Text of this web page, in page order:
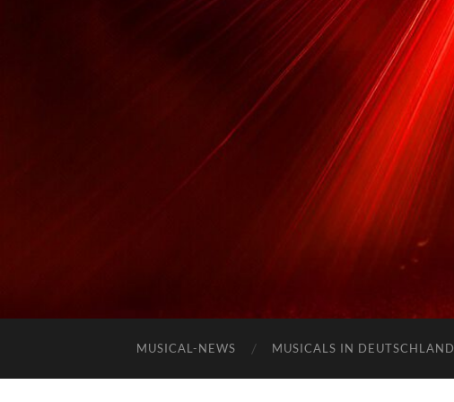
MUSICAL-NEWS MUSICALS IN DEUTSCHLAND